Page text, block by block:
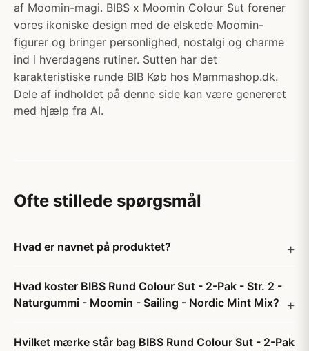
af Moomin-magi. BIBS x Moomin Colour Sut forener
vores ikoniske design med de elskede Moomin-
figurer og bringer personlighed, nostalgi og charme
ind i hverdagens rutiner. Sutten har det
karakteristiske runde BIB Køb hos Mammashop.dk.
Dele af indholdet på denne side kan være genereret
med hjælp fra AI.
Ofte stillede spørgsmål
Hvad er navnet på produktet?
Hvad koster BIBS Rund Colour Sut - 2-Pak - Str. 2 -
Naturgummi - Moomin - Sailing - Nordic Mint Mix?
Hvilket mærke står bag BIBS Rund Colour Sut - 2-Pak